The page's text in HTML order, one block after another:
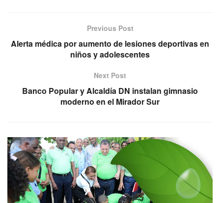
Previous Post
Alerta médica por aumento de lesiones deportivas en
niños y adolescentes
Next Post
Banco Popular y Alcaldía DN instalan gimnasio
moderno en el Mirador Sur